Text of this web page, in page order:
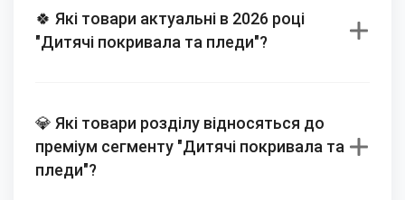
🍀 Які товари актуальні в 2026 році
"Дитячі покривала та пледи"?
💎 Які товари розділу відносяться до
преміум сегменту "Дитячі покривала та
пледи"?